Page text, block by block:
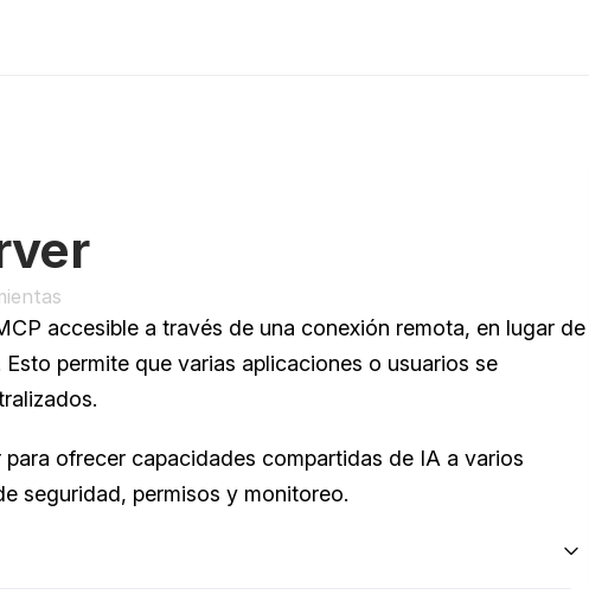
accesible a través de una conexión remota, en lugar de
permite que varias aplicaciones o usuarios se
ofrecer capacidades compartidas de IA a varios
seguridad, permisos y monitoreo.